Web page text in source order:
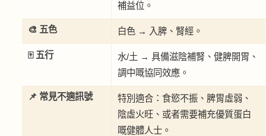
補益位。
🎨 五色 白色 → 入脾、腎經。
🀄 五行
水/土 → 具備滋陰補腎、健脾開胃、
調中嘅協同效應。
📌 常見不適訊號
特別適合：食慾不振、脾胃虛弱、
陰虛火旺、或者需要補充優質蛋白
嘅健體人士。